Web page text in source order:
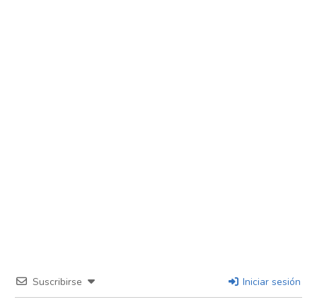
Suscribirse Iniciar sesión